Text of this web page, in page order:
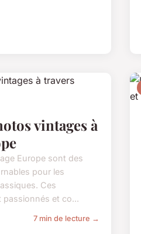
vintages à
Europe sont des
pour les
Ces
et co...
7 min de lecture →